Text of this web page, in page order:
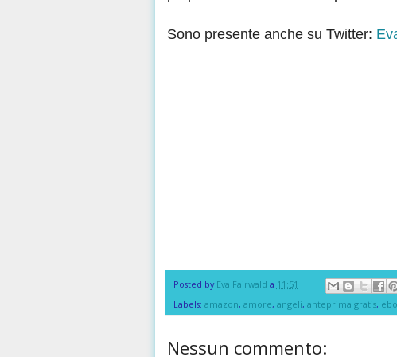
Sono presente anche su Twitter:
Posted by Eva Fairwald a 11:51
Labels: amazon, amore, angeli, anteprima gratis,
Nessun commento: